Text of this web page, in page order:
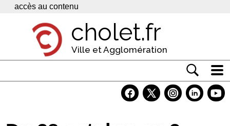
Panneau de gestion des cookies
accès au contenu
cholet.fr
Ville et Agglomération